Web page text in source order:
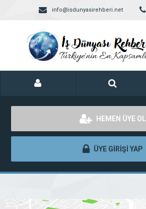
info@isdunyasirehberi.net
HEMEN ÜYE OL
ÜYE GİRİŞİ YAP